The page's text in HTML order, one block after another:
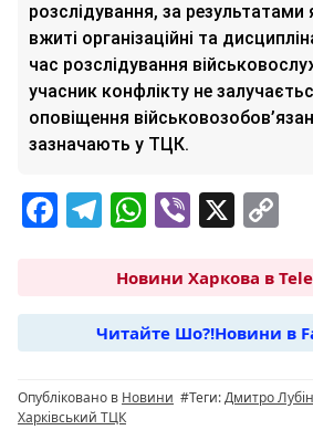
розслідування, за результатами
вжиті організаційні та
час розслідування
учасник конфлікту не
оповіщення
зазначають у ТЦК.
F
e
b
o
T
e
g
ra
m
W
at
s
A
p
Vi
er
X
p
y
Li
n
Новини Харкова в
Читайте Шо?!Новини в
Опубліковано в Новини #Теги:Дмитро
Харківський ТЦК